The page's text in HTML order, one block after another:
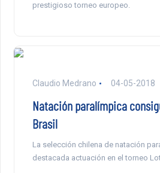
prestigioso torneo europeo.
Claudio Medrano 04-05-2018
Natación paralímpica
Brasil
La selección chilena de natación
destacada actuación en el torneo